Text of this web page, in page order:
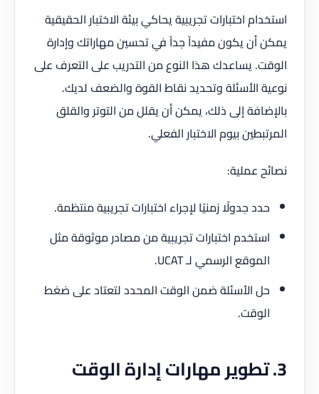
استخدام اختبارات تجريبية يحاكي بيئة الاختبار الحقيقية
يمكن أن يكون مفيداً جداً في تحسين مهاراتك وإدارة
الوقت. يساعدك هذا النوع من التدريب على التعرف على
نوعية الأسئلة وتحديد نقاط القوة والضعف لديك.
بالإضافة إلى ذلك، يمكن أن يقلل من التوتر والقلق
المرتبطين بيوم الاختبار الفعلي.
نصائح عملية:
حدد جدولًا زمنيًا لإجراء اختبارات تجريبية منتظمة.
استخدم اختبارات تجريبية من مصادر موثوقة مثل
الموقع الرسمي لـ UCAT.
حل الأسئلة ضمن الوقت المحدد لتعتاد على ضغط
الوقت.
3. تطوير مهارات إدارة الوقت